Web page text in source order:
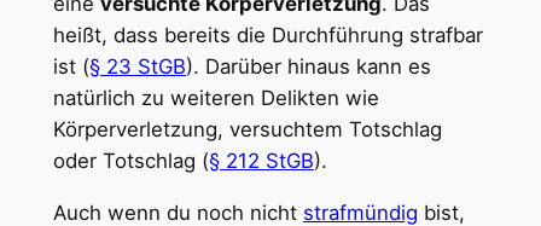
heißt, dass bereits die Durchführung strafbar
ist (§ 23 StGB). Darüber hinaus kann es
natürlich zu weiteren Delikten wie
Körperverletzung, versuchtem Totschlag
oder Totschlag (§ 212 StGB).
Auch wenn du noch nicht strafmündig bist,